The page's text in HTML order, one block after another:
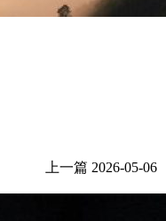
上一篇 2026-05-06